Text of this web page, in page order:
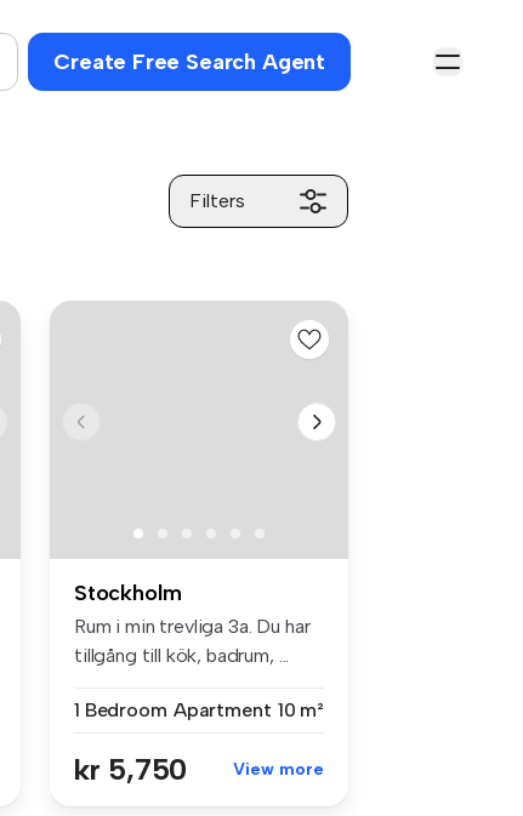
Create Free Search Agent
Filters
Stockholm
Rum i min trevliga 3a. Du har
tillgång till kök, badrum, ...
1 Bedroom Apartment 10 m²
kr 5,750 View more